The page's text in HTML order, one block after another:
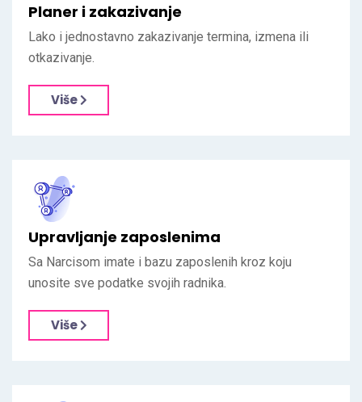
Planer i zakazivanje
Lako i jednostavno zakazivanje termina, izmena ili
otkazivanje.
Više
Upravljanje zaposlenima
Sa Narcisom imate i bazu zaposlenih kroz koju
unosite sve podatke svojih radnika.
Više